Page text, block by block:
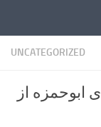
UNCATEGORIZED
از